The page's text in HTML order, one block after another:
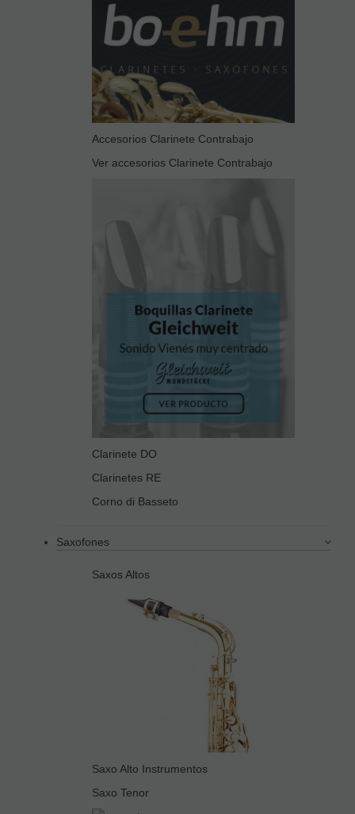
Accesorios Clarinete Contrabajo
Ver accesorios Clarinete Contrabajo
Clarinete DO
Clarinetes RE
Corno di Basseto
Saxofones
Saxos Altos
Saxo Alto Instrumentos
Saxo Tenor